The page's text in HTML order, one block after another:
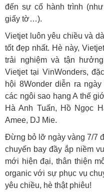
đến sự cố hành trình
giấy tờ…).
Vietjet luôn yêu chiều và
tốt đẹp nhất. Hè này,
trải nghiệm và tận
Vietjet tại VinWonders,
hội 8Wonder diễn ra
các ngôi sao hạng A thế
Hà Anh Tuấn, Hồ Ngọc
Amee, DJ Mie.
Đừng bỏ lỡ ngày vàng 7/7
chuyến bay đầy ắp niềm
mới hiện đại, thân thiện
organic với sự phục vụ
yêu chiều, hè thật phiêu!